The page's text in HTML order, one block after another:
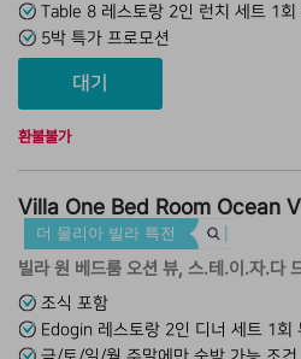
Table 8 레스토랑 2인 런치 세트 1회
5박 특가 프로모션
환불불가
Villa One Bed Room Ocean
더 물리아 빌라 특전
빌라 원 베드룸 오션 뷰, 스.테.이.자.다
조식 포함
Edogin 레스토랑 2인 디너 세트 1회